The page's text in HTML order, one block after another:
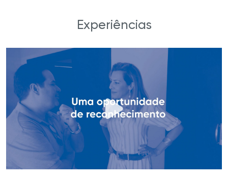
Experiências